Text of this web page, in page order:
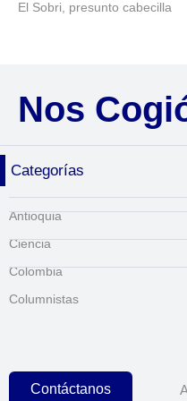
El Sobri, presunto cabecilla
Nos
Categorías
Antioquia
Ciencia
Colombia
Columnistas
Contáctanos